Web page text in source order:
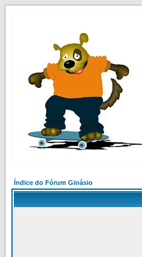
Índice do Fórum Ginásio